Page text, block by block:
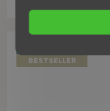
BESTSELLER